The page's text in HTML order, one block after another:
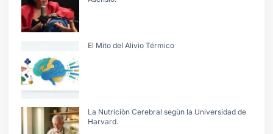
El Mito del Alivio Térmico
La Nutriciòn Cerebral segùn la Universidad de
Harvard.